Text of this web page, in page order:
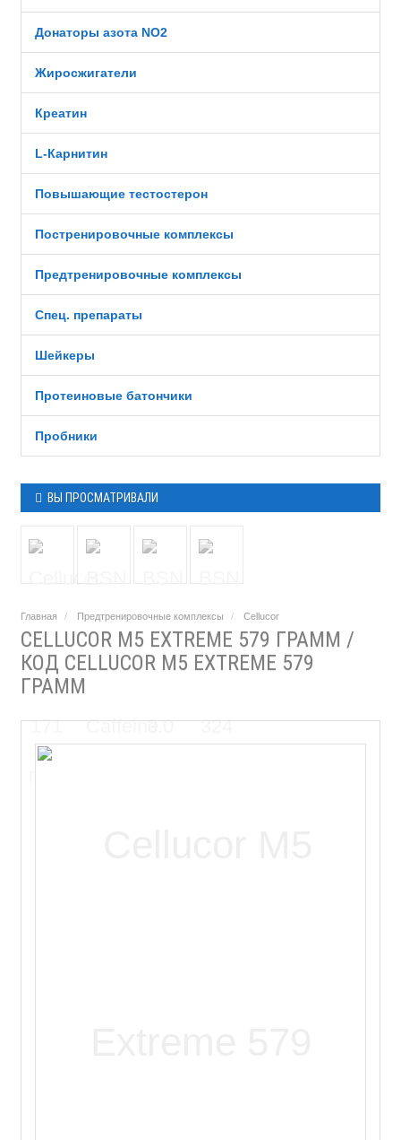
Донаторы азота NO2
Жиросжигатели
Креатин
L-Карнитин
Повышающие тестостерон
Постренировочные комплексы
Предтренировочные комплексы
Спец. препараты
Шейкеры
Протеиновые батончики
Пробники
ВЫ ПРОСМАТРИВАЛИ
Главная Предтренировочные комплексы Cellucor
CELLUCOR M5 EXTREME 579 ГРАММ /
КОД CELLUCOR M5 EXTREME 579
ГРАММ